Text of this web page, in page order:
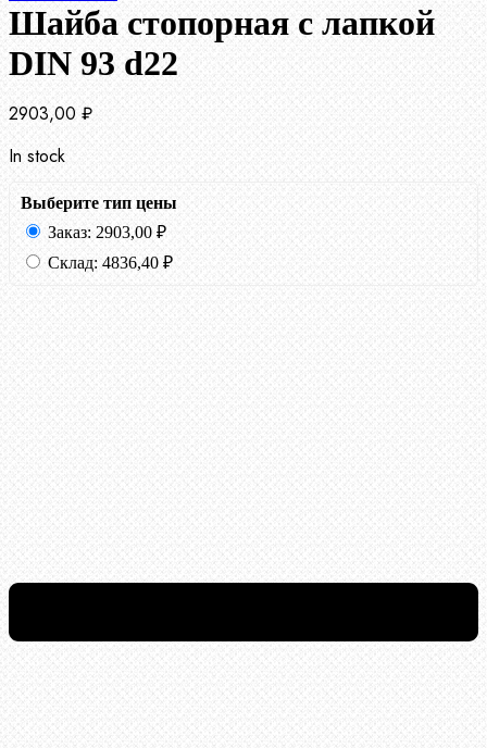
Шайба стопорная с лапкой
DIN 93 d22
2903,00 ₽
In stock
Выберите тип цены
Заказ: 2903,00 ₽
Склад: 4836,40 ₽